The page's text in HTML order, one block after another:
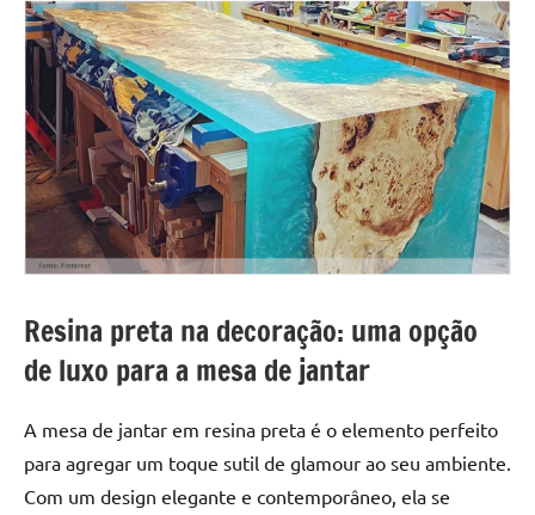
Resina preta na decoração: uma opção
de luxo para a mesa de jantar
A mesa de jantar em resina preta é o elemento perfeito
para agregar um toque sutil de glamour ao seu ambiente.
Com um design elegante e contemporâneo, ela se